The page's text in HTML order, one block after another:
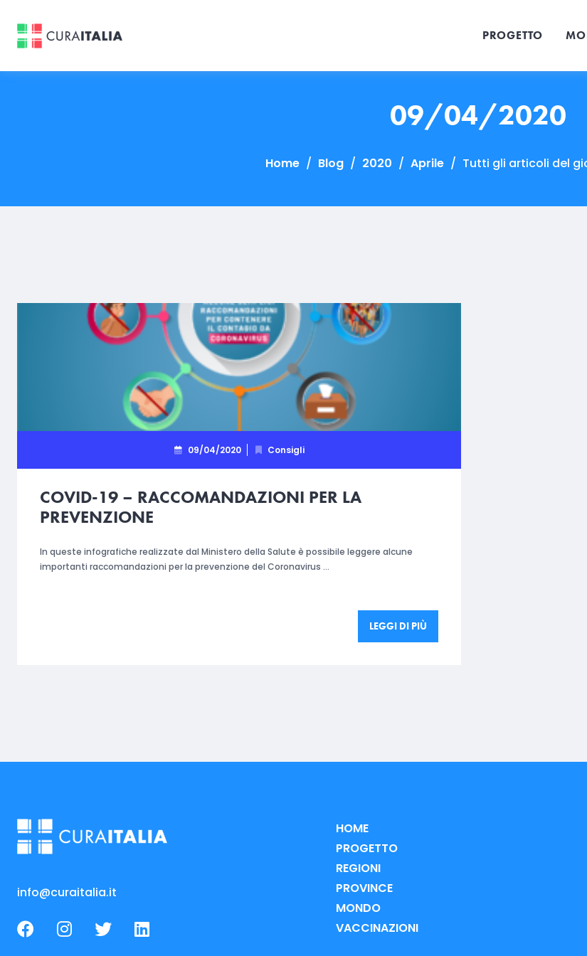
PROGETTO
09/04/2020
Home / Blog / 2020 / Aprile / Tutti gli articoli del
09/04/2020 Consigli
COVID-19 – RACCOMANDAZIONI PER LA
PREVENZIONE
In queste infografiche realizzate dal Ministero della Salute è possibile leggere alcune
importanti raccomandazioni per la prevenzione del Coronavirus …
LEGGI DI PIÙ
info@curaitalia.it
HOME
PROGETTO
REGIONI
PROVINCE
MONDO
VACCINAZIONI